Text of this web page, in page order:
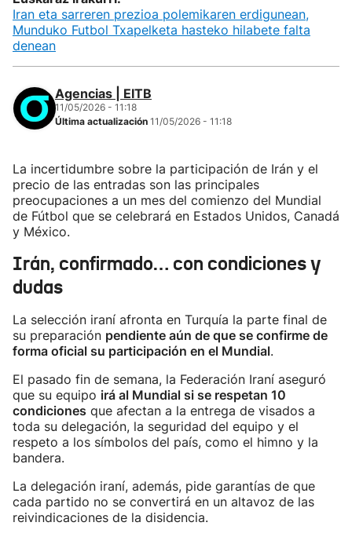
Iran eta sarreren prezioa polemikaren erdigunean,
Munduko Futbol Txapelketa hasteko hilabete falta
denean
Agencias | EITB
11/05/2026 - 11:18
Última actualización 11/05/2026 - 11:18
La incertidumbre sobre la participación de Irán y el
precio de las entradas son las principales
preocupaciones a un mes del comienzo del Mundial
de Fútbol que se celebrará en Estados Unidos, Canadá
y México.
Irán, confirmado… con condiciones y
dudas
La selección iraní afronta en Turquía la parte final de
su preparación pendiente aún de que se confirme de
forma oficial su participación en el Mundial.
El pasado fin de semana, la Federación Iraní aseguró
que su equipo irá al Mundial si se respetan 10
condiciones que afectan a la entrega de visados a
toda su delegación, la seguridad del equipo y el
respeto a los símbolos del país, como el himno y la
bandera.
La delegación iraní, además, pide garantías de que
cada partido no se convertirá en un altavoz de las
reivindicaciones de la disidencia.